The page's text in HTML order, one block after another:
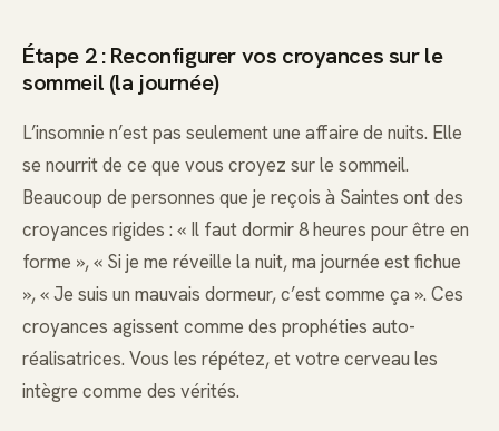
Étape 2 : Reconfigurer vos croyances sur le
sommeil (la journée)
L’insomnie n’est pas seulement une affaire de nuits. Elle
se nourrit de ce que vous croyez sur le sommeil.
Beaucoup de personnes que je reçois à Saintes ont des
croyances rigides : « Il faut dormir 8 heures pour être en
forme », « Si je me réveille la nuit, ma journée est fichue
», « Je suis un mauvais dormeur, c’est comme ça ». Ces
croyances agissent comme des prophéties auto-
réalisatrices. Vous les répétez, et votre cerveau les
intègre comme des vérités.